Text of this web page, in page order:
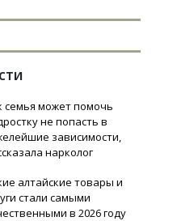
семья может помочь
не попасть в
зависимости,
нарколог
алтайские товары и
стали самыми
в 2026 году